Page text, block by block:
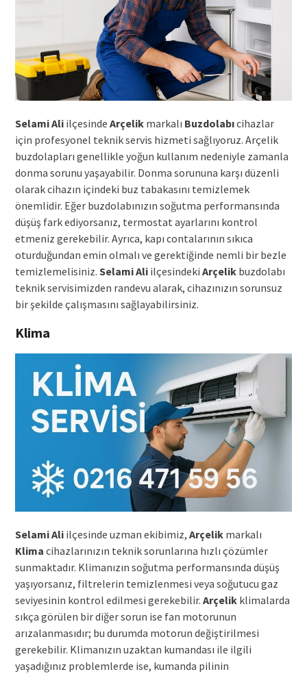
Selami Aliilçesinde Arçelikmarkalı Buzdolabıcihazlar
için profesyonel teknik servis hizmeti sağlıyoruz. Arçelik
buzdolapları genellikle yoğun kullanım nedeniyle zamanla
donma sorunu yaşayabilir. Donma sorununa karşı düzenli
olarak cihazın içindeki buz tabakasını temizlemek
önemlidir. Eğer buzdolabınızın soğutma performansında
düşüş fark ediyorsanız, termostat ayarlarını kontrol
etmeniz gerekebilir. Ayrıca, kapı contalarının sıkıca
oturduğundan emin olmalı ve gerektiğinde nemli bir bezle
temizlemelisiniz. Selami Aliilçesindeki Arçelikbuzdolabı
teknik servisimizden randevu alarak, cihazınızın sorunsuz
bir şekilde çalışmasını sağlayabilirsiniz.
Klima
Selami Aliilçesinde uzman ekibimiz, Arçelikmarkalı
Klima cihazlarınızın teknik sorunlarına hızlı çözümler
sunmaktadır. Klimanızın soğutma performansında düşüş
yaşıyorsanız, filtrelerin temizlenmesi veya soğutucu gaz
seviyesinin kontrol edilmesi gerekebilir. Arçelikklimalarda
sıkça görülen bir diğer sorun ise fan motorunun
arızalanmasıdır; bu durumda motorun değiştirilmesi
gerekebilir. Klimanızın uzaktan kumandası ile ilgili
yaşadığınız problemlerde ise, kumanda pilinin